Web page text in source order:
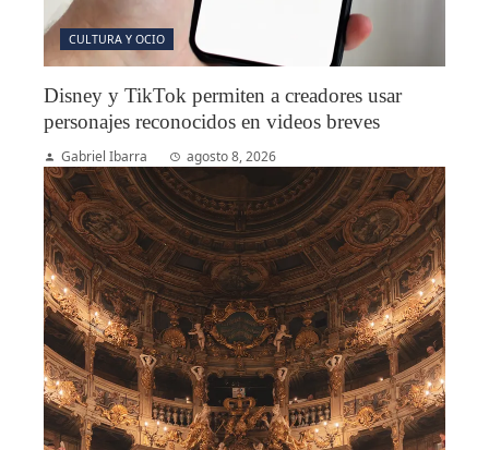
CULTURA Y OCIO
Disney y TikTok permiten a creadores usar
personajes reconocidos en videos breves
Gabriel Ibarra agosto 8, 2026